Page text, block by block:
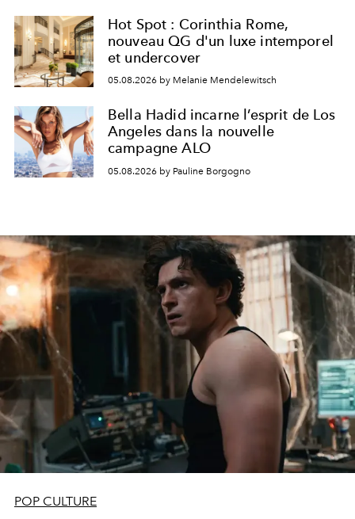
Hot Spot : Corinthia Rome,
nouveau QG d'un luxe intemporel
et undercover
05.08.2026 by Melanie Mendelewitsch
Bella Hadid incarne l’esprit de Los
Angeles dans la nouvelle
campagne ALO
05.08.2026 by Pauline Borgogno
POP CULTURE